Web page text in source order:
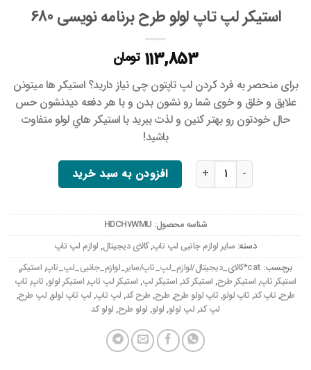
استیکر لپ تاپ لولو طرح برنامه نویسی 680
113,853 تومان
براى منحصر به فرد كردن لپ تاپتون چى نياز داريد؟ استيكر ها ميتونن
علايق و خلق و خوى شما رو نشون بدن و با هر دفعه ديدنشون حس
حال خودتون رو بهتر كنين و لذت ببريد با استيكر هاي لولو متفاوت
باشيد!
استیکر لپ تاپ لولو طرح برنامه نویسی 680 عدد
افزودن به سبد خرید
شناسه محصول: HDCH7WMU
دسته: سایر لوازم جانبی لپ تاپ,کالای دیجیتال, لوازم لپ تاپ
برچسب: cat*کالای_دیجیتال/لوازم_لپ_تاپ/سایر_لوازم_جانبی_لپ_تاپ , استیکر,
استیکر تاپ, استیکر طرح, استیکر کد, استیکر لپ, استیکر لپ تاپ, استیکر لولو, تاپ, تاپ
طرح, تاپ کد, تاپ لولو, تاپ لولو طرح, طرح, طرح کد, لپ تاپ, لپ تاپ لولو, لپ طرح,
لپ کد, لپ لولو, لولو, لولو طرح, لولو کد